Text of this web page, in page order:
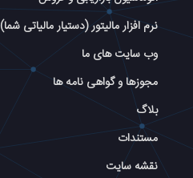
نرم افزار مالیتور (دستیار مالیاتی شما)
وب سایت های ما
مجوزها و گواهی نامه ها
بلاگ
مستندات
نقشه سایت